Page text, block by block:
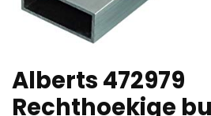
Alberts 472979
Rechthoekige